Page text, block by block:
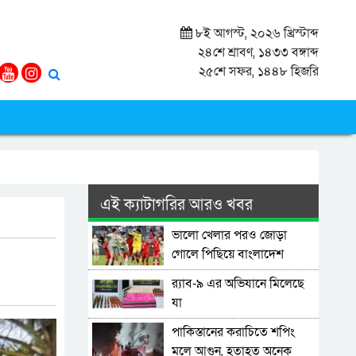
৮ই আগস্ট, ২০২৬ খ্রিস্টাব্দ
২৪শে শ্রাবণ, ১৪৩৩ বঙ্গাব্দ
২৫শে সফর, ১৪৪৮ হিজরি
এই ক্যাটাগরির আরও খবর
ভালো খেলার পরও জোড়া
গোলে পিছিয়ে বাংলাদেশ
র‌্যাব-৯ এর অভিযানে মিলেছে
যা
পাকিস্তানের করাচিতে শপিং
মলে আগুন, হতাহত অনেক